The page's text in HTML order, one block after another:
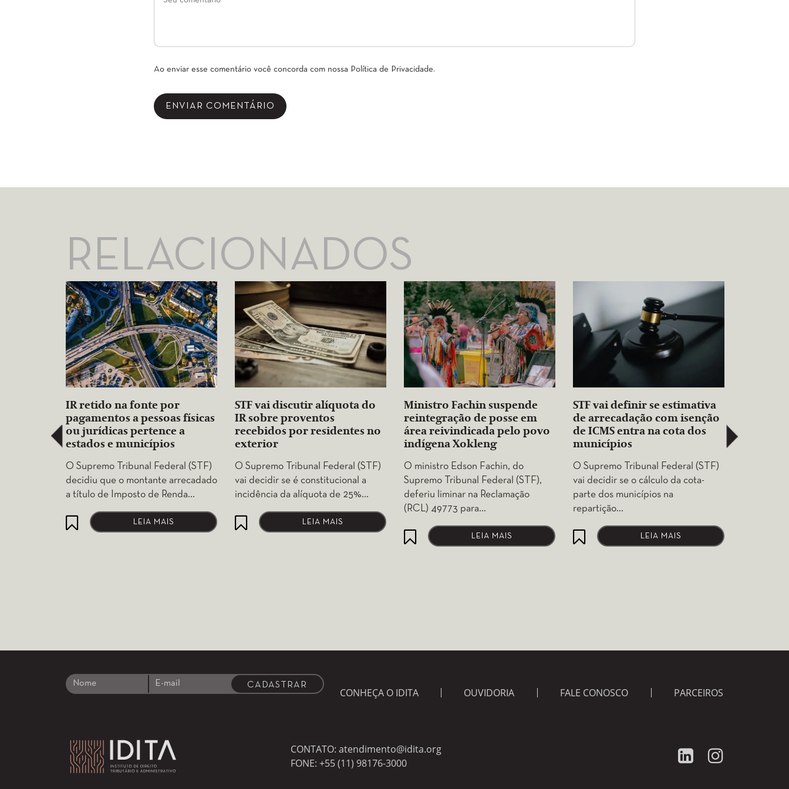
Ao enviar esse comentário você concorda com nossa Política de Privacidade.
RELACIONADOS
IR retido na fonte por
pagamentos a pessoas físicas
ou jurídicas pertence a
estados e municípios
O Supremo Tribunal Federal (STF)
decidiu que o montante arrecadado
a título de Imposto de Renda…
LEIA MAIS
STF vai discutir alíquota do
IR sobre proventos
recebidos por residentes no
exterior
O Supremo Tribunal Federal (STF)
vai decidir se é constitucional a
incidência da alíquota de 25%…
LEIA MAIS
Ministro Fachin suspende
reintegração de posse em
área reivindicada pelo povo
indígena Xokleng
O ministro Edson Fachin, do
Supremo Tribunal Federal (STF),
deferiu liminar na Reclamação
(RCL) 49773 para…
LEIA MAIS
STF vai definir se estimativa
de arrecadação com isenção
de ICMS entra na cota dos
municípios
O Supremo Tribunal Federal (STF)
vai decidir se o cálculo da cota-
parte dos municípios na
repartição…
LEIA MAIS
CONHEÇA O IDITA OUVIDORIA FALE CONOSCO PARCEIROS
CONTATO: atendimento@idita.org
FONE: +55 (11) 98176-3000